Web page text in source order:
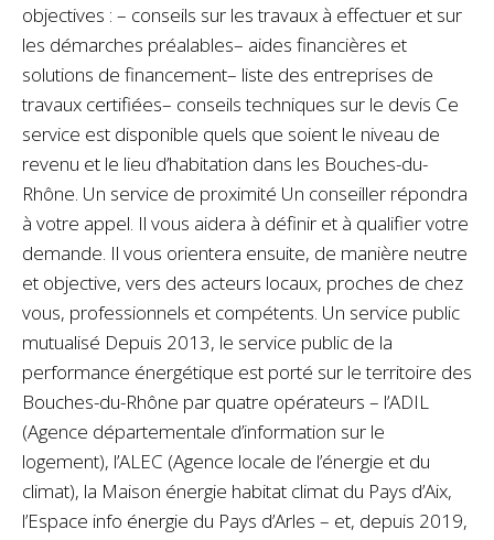
objectives : – conseils sur les travaux à effectuer et sur
les démarches préalables– aides financières et
solutions de financement– liste des entreprises de
travaux certifiées– conseils techniques sur le devis Ce
service est disponible quels que soient le niveau de
revenu et le lieu d’habitation dans les Bouches-du-
Rhône. Un service de proximité Un conseiller répondra
à votre appel. Il vous aidera à définir et à qualifier votre
demande. Il vous orientera ensuite, de manière neutre
et objective, vers des acteurs locaux, proches de chez
vous, professionnels et compétents. Un service public
mutualisé Depuis 2013, le service public de la
performance énergétique est porté sur le territoire des
Bouches-du-Rhône par quatre opérateurs – l’ADIL
(Agence départementale d’information sur le
logement), l’ALEC (Agence locale de l’énergie et du
climat), la Maison énergie habitat climat du Pays d’Aix,
l’Espace info énergie du Pays d’Arles – et, depuis 2019,